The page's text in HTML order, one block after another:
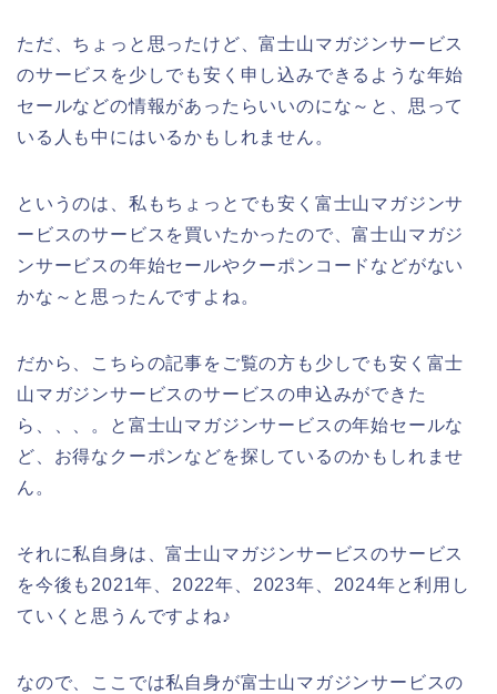
ただ、ちょっと思ったけど、富士山マガジンサービス
のサービスを少しでも安く申し込みできるような年始
セールなどの情報があったらいいのにな～と、思って
いる人も中にはいるかもしれません。
というのは、私もちょっとでも安く富士山マガジンサ
ービスのサービスを買いたかったので、富士山マガジ
ンサービスの年始セールやクーポンコードなどがない
かな～と思ったんですよね。
だから、こちらの記事をご覧の方も少しでも安く富士
山マガジンサービスのサービスの申込みができた
ら、、、。と富士山マガジンサービスの年始セールな
ど、お得なクーポンなどを探しているのかもしれませ
ん。
それに私自身は、富士山マガジンサービスのサービス
を今後も2021年、2022年、2023年、2024年と利用し
ていくと思うんですよね♪
なので、ここでは私自身が富士山マガジンサービスの